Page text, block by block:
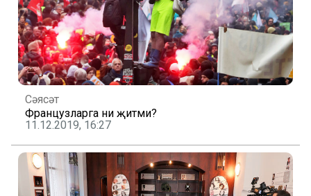
Сәясәт
Французларга ни җитми?
11.12.2019, 16:27